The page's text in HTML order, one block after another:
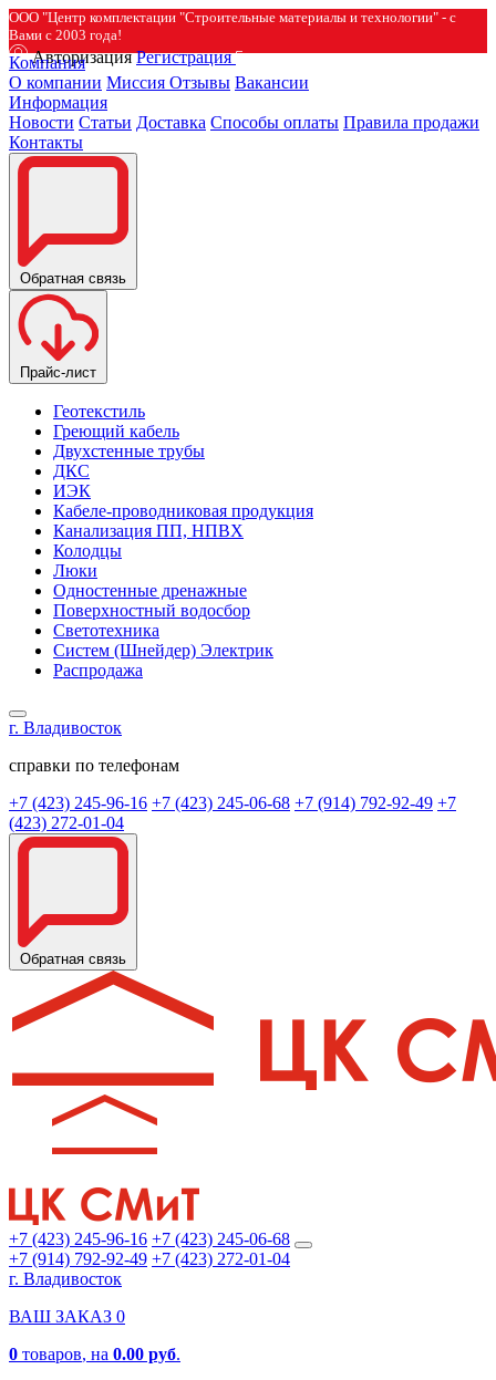
ООО "Центр комплектации "Строительные материалы и технологии" - с
Вами с 2003 года!
Авторизация Регистрация
Компания
О компании Миссия Отзывы Вакансии
Информация
Новости Статьи Доставка Способы оплаты Правила продажи
Контакты
Обратная связь
Прайс-лист
Геотекстиль
Греющий кабель
Двухстенные трубы
ДКС
ИЭК
Кабеле-проводниковая продукция
Канализация ПП, НПВХ
Колодцы
Люки
Одностенные дренажные
Поверхностный водосбор
Светотехника
Систем (Шнейдер) Электрик
Распродажа
г. Владивосток
справки по телефонам
+7 (423) 245-96-16 +7 (423) 245-06-68 +7 (914) 792-92-49 +7
(423) 272-01-04
Обратная связь
+7 (423) 245-96-16 +7 (423) 245-06-68
+7 (914) 792-92-49 +7 (423) 272-01-04
г. Владивосток
ВАШ ЗАКАЗ 0
0 товаров, на 0.00 руб.